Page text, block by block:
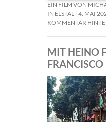
EIN FILM VON
IN ELSTAL 4. MAI
KOMMENTAR
MIT HEINO
FRANCISCO